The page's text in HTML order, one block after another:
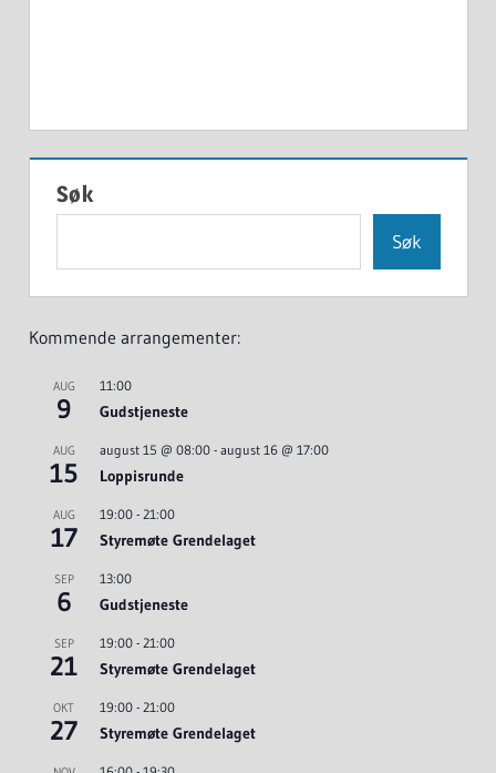
Søk
Søk
Kommende arrangementer:
AUG
9
11:00
Gudstjeneste
AUG
15
august 15 @ 08:00- august 16 @ 17:00
Loppisrunde
AUG
17
19:00- 21:00
Styremøte Grendelaget
SEP
6
13:00
Gudstjeneste
SEP
21
19:00- 21:00
Styremøte Grendelaget
OKT
27
19:00- 21:00
Styremøte Grendelaget